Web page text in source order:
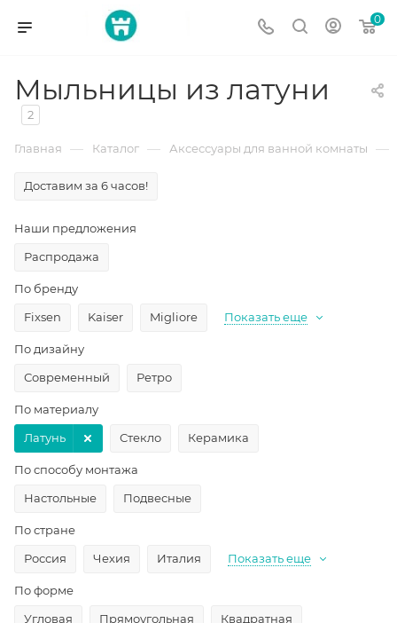
0
Мыльницы из латуни
2
Главная — Каталог — Аксессуары для ванной комнаты —
Доставим за 6 часов!
Наши предложения
Распродажа
По бренду
Fixsen
Kaiser Migliore Показать еще
По дизайну
Современный
Ретро
По материалу
Стекло
Латунь Керамика
По способу монтажа
Настольные
Подвесные
По стране
Россия
Чехия Италия Показать еще
По форме
Угловая
Прямоугольная Квадратная